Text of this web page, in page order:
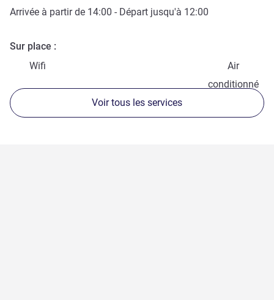
Arrivée à partir de 14:00 - Départ jusqu'à 12:00
Sur place
Wifi
Air
conditionné
Voir tous les services